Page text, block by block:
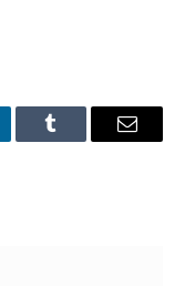
Tumblr Email